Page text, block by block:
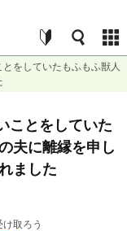
をしていたもふもふ獣人
ことをしていた
夫に離縁を申し
ました
取ろう